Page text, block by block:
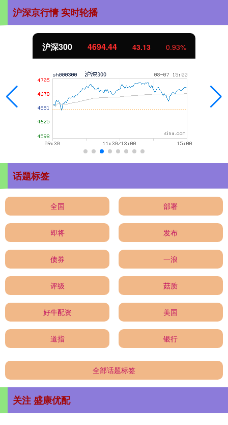
沪深京行情 实时轮播
沪深300 4694.44 43.13 0.93%
话题标签
全国 部署
即将 发布
债券 一浪
评级 菇质
好牛配资 美国
道指 银行
全部话题标签
关注 盛康优配